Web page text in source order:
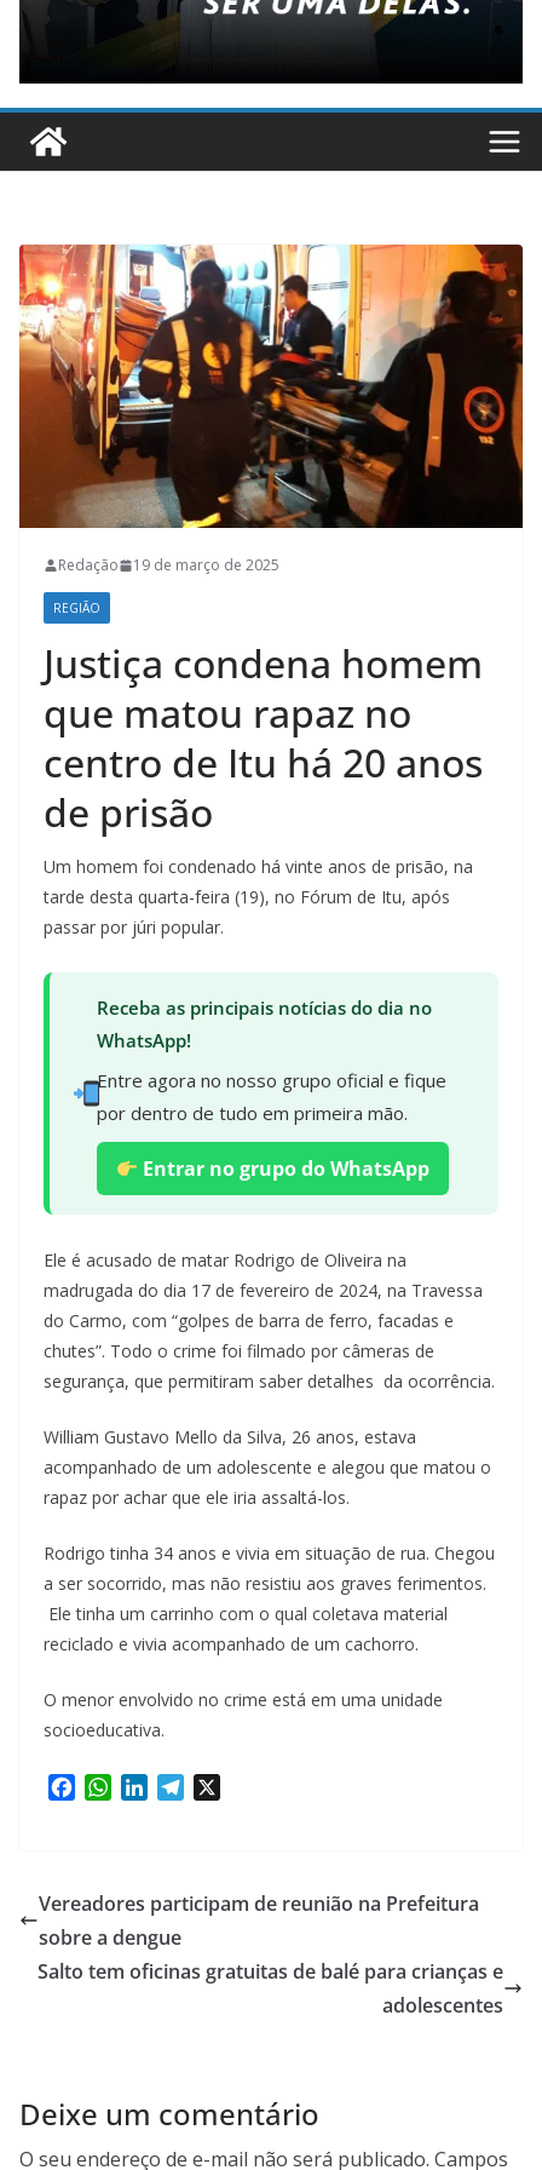
Redação 19 de março de 2025
REGIÃO
Justiça condena homem
que matou rapaz no
centro de Itu há 20 anos
de prisão
Um homem foi condenado há vinte anos de prisão, na
tarde desta quarta-feira (19), no Fórum de Itu, após
passar por júri popular.
Receba as principais notícias do dia no
WhatsApp!
Entre agora no nosso grupo oficial e fique
por dentro de tudo em primeira mão.
Entrar no grupo do WhatsApp
Ele é acusado de matar Rodrigo de Oliveira na
madrugada do dia 17 de fevereiro de 2024, na Travessa
do Carmo, com “golpes de barra de ferro, facadas e
chutes”. Todo o crime foi filmado por câmeras de
segurança, que permitiram saber detalhes da ocorrência.
William Gustavo Mello da Silva, 26 anos, estava
acompanhado de um adolescente e alegou que matou o
rapaz por achar que ele iria assaltá-los.
Rodrigo tinha 34 anos e vivia em situação de rua. Chegou
a ser socorrido, mas não resistiu aos graves ferimentos.
Ele tinha um carrinho com o qual coletava material
reciclado e vivia acompanhado de um cachorro.
O menor envolvido no crime está em uma unidade
socioeducativa.
b
o
o
k
W
s
A
p
p
e
d
I
n
g
r
m
Vereadores participam de reunião na Prefeitura
sobre a dengue
Salto tem oficinas gratuitas de balé para crianças e
adolescentes
Deixe um comentário
O seu endereço de e-mail não será publicado. Campos